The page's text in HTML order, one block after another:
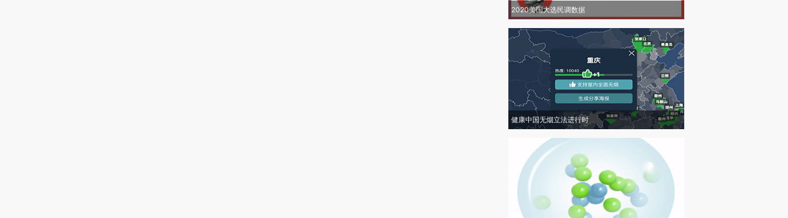
2020美国大选民调数据
健康中国无烟立法进行时